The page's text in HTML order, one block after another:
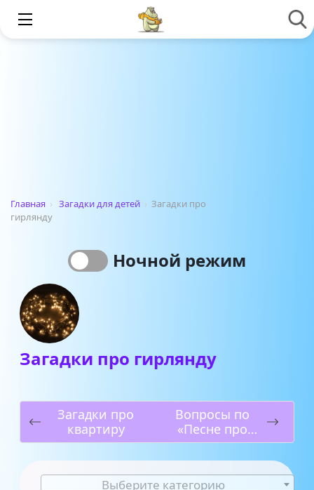
Главная › Загадки для детей › Загадки про
гирлянду
Ночной режим
Загадки про гирлянду
Загадки про
квартиру
Вопросы по
«Песне про
купца
Калашникова»
Выберите категорию